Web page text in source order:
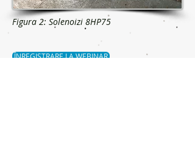
Figura 2: Solenoizi 8HP75
ÎNREGISTRARE LA WEBINAR